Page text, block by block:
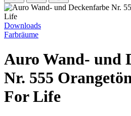
Downloads
Farbräume
Auro Wand- und
Nr. 555
For Life